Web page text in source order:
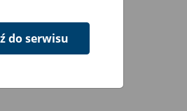
portalu PUE ZUS.
do serwisu